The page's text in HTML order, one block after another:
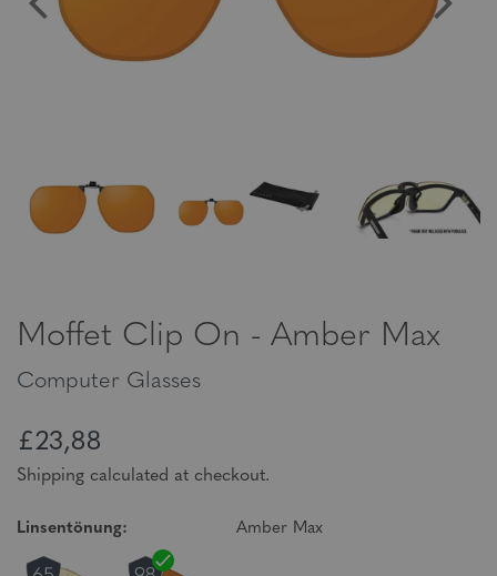
Moffet Clip On - Amber Max
Computer Glasses
£23,88
Shipping calculated at checkout.
Linsentönung: Amber Max